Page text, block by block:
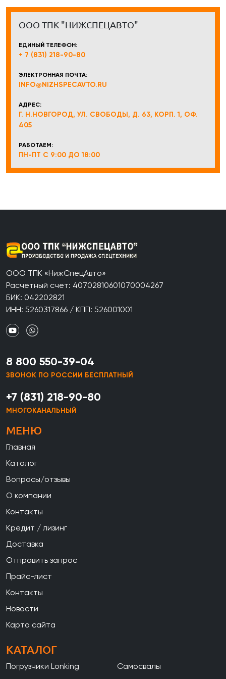
ООО ТПК "НИЖСПЕЦАВТО"
ЕДИНЫЙ ТЕЛЕФОН:
+ 7 (831) 218-90-80
ЭЛЕКТРОННАЯ ПОЧТА:
INFO@NIZHSPECAVTO.RU
АДРЕС:
Г. Н.НОВГОРОД, УЛ. СВОБОДЫ, Д. 63, КОРП. 1, ОФ.
405
РАБОТАЕМ:
ПН-ПТ С 9:00 ДО 18:00
ООО ТПК «НижСпецАвто»
Расчетный счет: 40702810601070004267
БИК: 042202821
ИНН: 5260317866 / КПП: 526001001
8 800 550-39-04
ЗВОНОК ПО РОССИИ БЕСПЛАТНЫЙ
+7 (831) 218-90-80
МНОГОКАНАЛЬНЫЙ
МЕНЮ
Главная
Каталог
Вопросы/отзывы
О компании
Контакты
Кредит / лизинг
Доставка
Отправить запрос
Прайс-лист
Контакты
Новости
Карта сайта
КАТАЛОГ
Погрузчики Lonking
Самосвалы